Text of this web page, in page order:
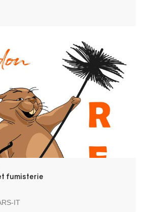
diplômé . Ramonage et fumisterie :
inserts etc. Création /
d’évacuations de fumées.
de hottes de restaurants.
fumisterie
IT